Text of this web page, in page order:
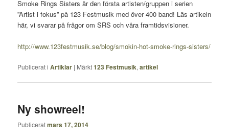
Smoke Rings Sisters är den första artisten/gruppen i serien
”Artist i fokus” på 123 Festmusik med över 400 band! Läs artikeln
här, vi svarar på frågor om SRS och våra framtidsvisioner.
http://www.123festmusik.se/blog/smokin-hot-smoke-rings-sisters/
Publicerat i Artiklar | Märkt123 Festmusik,artikel
Ny showreel!
Publiceratmars 17, 2014